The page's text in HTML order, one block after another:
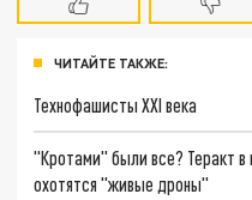
ЧИТАЙТЕ ТАКЖЕ:
Технофашисты XXI века
"Кротами" были все? Теракт в
охотятся "живые дроны"